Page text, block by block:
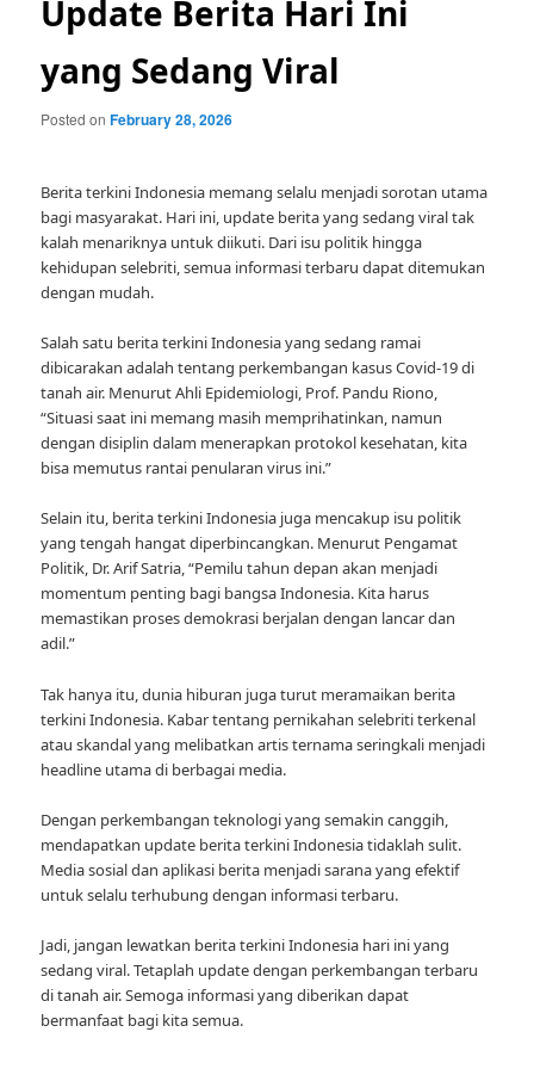
Update Berita Hari Ini
yang Sedang Viral
Posted onFebruary 28, 2026
Berita terkini Indonesia memang selalu menjadi sorotan utama
bagi masyarakat. Hari ini, update berita yang sedang viral tak
kalah menariknya untuk diikuti. Dari isu politik hingga
kehidupan selebriti, semua informasi terbaru dapat ditemukan
dengan mudah.
Salah satu berita terkini Indonesia yang sedang ramai
dibicarakan adalah tentang perkembangan kasus Covid-19 di
tanah air. Menurut Ahli Epidemiologi, Prof. Pandu Riono,
“Situasi saat ini memang masih memprihatinkan, namun
dengan disiplin dalam menerapkan protokol kesehatan, kita
bisa memutus rantai penularan virus ini.”
Selain itu, berita terkini Indonesia juga mencakup isu politik
yang tengah hangat diperbincangkan. Menurut Pengamat
Politik, Dr. Arif Satria, “Pemilu tahun depan akan menjadi
momentum penting bagi bangsa Indonesia. Kita harus
memastikan proses demokrasi berjalan dengan lancar dan
adil.”
Tak hanya itu, dunia hiburan juga turut meramaikan berita
terkini Indonesia. Kabar tentang pernikahan selebriti terkenal
atau skandal yang melibatkan artis ternama seringkali menjadi
headline utama di berbagai media.
Dengan perkembangan teknologi yang semakin canggih,
mendapatkan update berita terkini Indonesia tidaklah sulit.
Media sosial dan aplikasi berita menjadi sarana yang efektif
untuk selalu terhubung dengan informasi terbaru.
Jadi, jangan lewatkan berita terkini Indonesia hari ini yang
sedang viral. Tetaplah update dengan perkembangan terbaru
di tanah air. Semoga informasi yang diberikan dapat
bermanfaat bagi kita semua.